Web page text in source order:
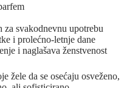
za svakodnevnu upotrebu
i prolećno-letnje dane
i naglašava ženstvenost
žele da se osećaju osveženo,